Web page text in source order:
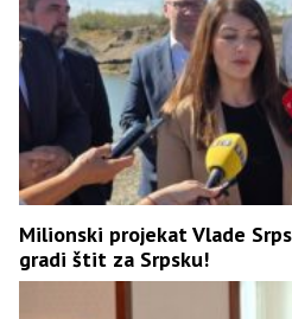
Milionski projekat Vlade
gradi štit za Srpsku!